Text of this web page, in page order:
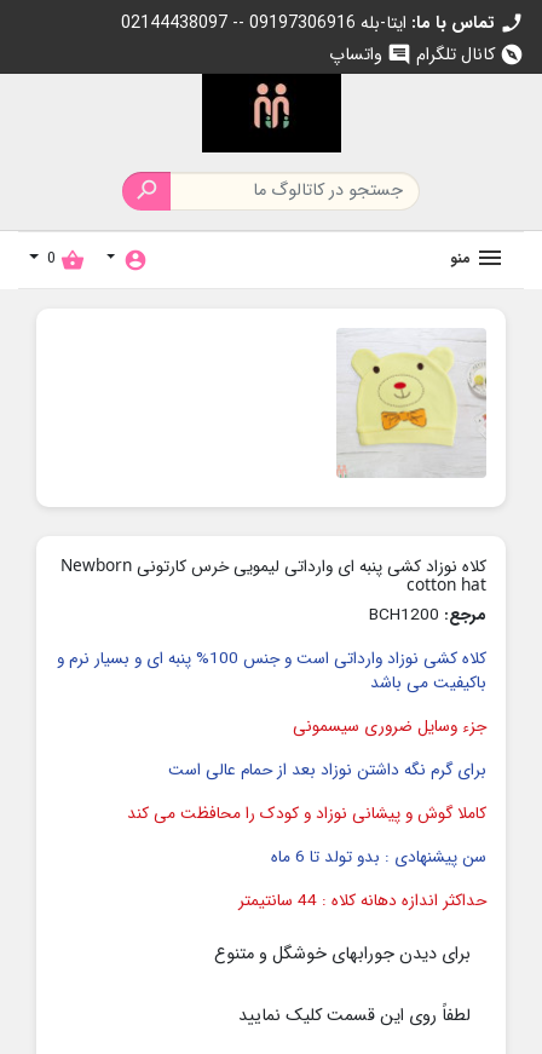
call تماس با ما: 02144438097 -- 09197306916 ایتا-بله
explore کانال تلگرام chat واتساپ

منو account_circle
shopping_basket
0
کلاه نوزاد کشی پنبه ای وارداتی لیمویی خرس کارتونی Newborn
cotton hat
مرجع:
کلاه کشی نوزاد وارداتی است و جنس 100% پنبه ای و بسیار نرم و
باکیفیت می باشد
جزء وسایل ضروری سیسمونی
برای گرم نگه داشتن نوزاد بعد از حمام عالی است
کاملا گوش و پیشانی نوزاد و کودک را محافظت می کند
سن پیشنهادی : بدو تولد تا 6 ماه
حداکثر اندازه دهانه کلاه : 44 سانتیمتر
برای دیدن جورابهای خوشگل و متنوع
لطفاً روی این قسمت کلیک نمایید